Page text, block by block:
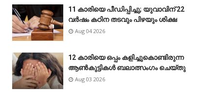
11 കാരിയെ പീഡിപ്പിച്ചു; യുവാവിന് 22
വർഷം കഠിന തടവും പിഴയും ശിക്ഷ
Aug 04 2026
12 കാരിയെ ഒപ്പം കളിച്ചുകൊണ്ടിരുന്ന
ആൺകുട്ടികൾ ബലാത്സംഗം ചെയ്‌തു
Aug 03 2026